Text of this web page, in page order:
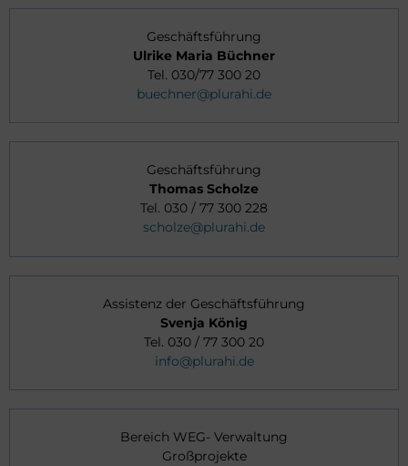
Geschäftsführung
Ulrike Maria Büchner
Tel. 030/77 300 20
buechner@plurahi.de
Geschäftsführung
Thomas Scholze
Tel. 030 / 77 300 228
scholze@plurahi.de
Assistenz der Geschäftsführung
Svenja König
Tel. 030 / 77 300 20
info@plurahi.de
Bereich WEG- Verwaltung
Großprojekte